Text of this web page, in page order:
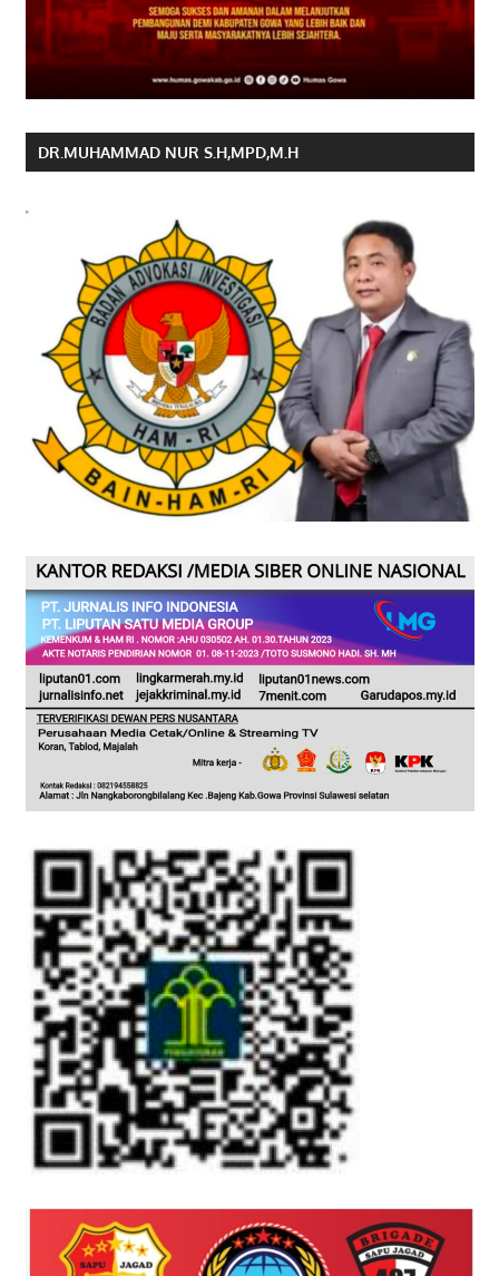
DR.MUHAMMAD NUR S.H,MPD,M.H